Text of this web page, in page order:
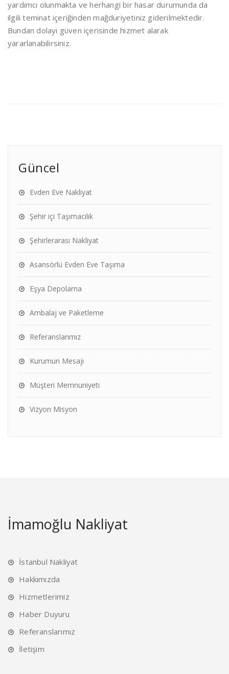
yardımcı olunmakta ve herhangi bir hasar durumunda da
ilgili teminat içeriğinden mağduriyetiniz giderilmektedir.
Bundan dolayı güven içerisinde hizmet alarak
yararlanabilirsiniz.
Güncel
Evden Eve Nakliyat
Şehir içi Taşımacılık
Şehirlerarası Nakliyat
Asansörlü Evden Eve Taşıma
Eşya Depolama
Ambalaj ve Paketleme
Referanslarımız
Kurumun Mesajı
Müşteri Memnuniyeti
Vizyon Misyon
İmamoğlu Nakliyat
İstanbul Nakliyat
Hakkımızda
Hizmetlerimiz
Haber Duyuru
Referanslarımız
İletişim